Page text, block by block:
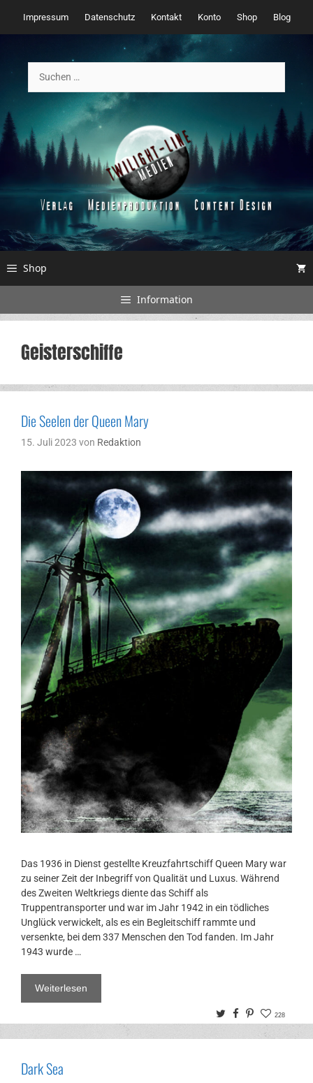
Inhalt
springen
Impressum Datenschutz Kontakt Konto Shop Blog
nach:
Shop
Information
Geisterschiffe
Die Seelen der Queen Mary
15. Juli 2023 von Redaktion
Das 1936 in Dienst gestellte Kreuzfahrtschiff Queen Mary war
zu seiner Zeit der Inbegriff von Qualität und Luxus. Während
des Zweiten Weltkriegs diente das Schiff als
Truppentransporter und war im Jahr 1942 in ein tödliches
Unglück verwickelt, als es ein Begleitschiff rammte und
versenkte, bei dem 337 Menschen den Tod fanden. Im Jahr
1943 wurde …
Weiterlesen
TwitterFacebook
Pinterest
228
Dark Sea